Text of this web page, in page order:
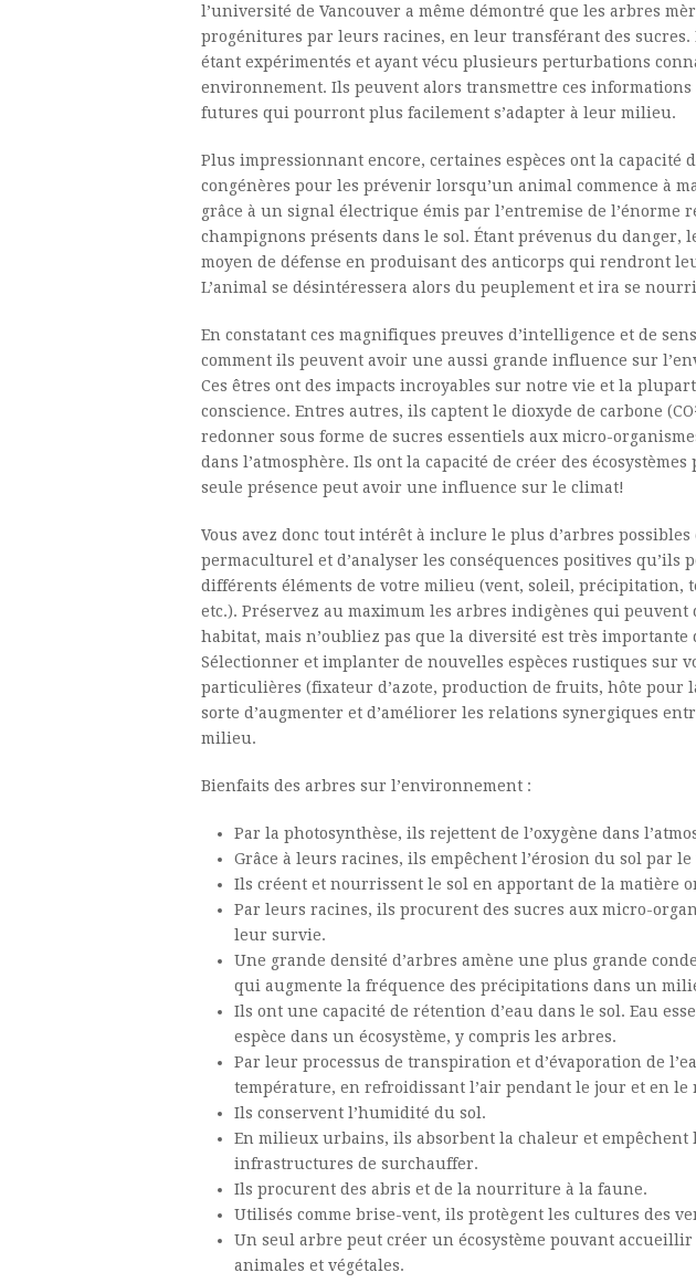
l’université de Vancouver a même démontré que les arbres
progénitures par leurs racines, en leur transférant des sucres.
étant expérimentés et ayant vécu plusieurs perturbations
environnement. Ils peuvent alors transmettre ces informations
futures qui pourront plus facilement s’adapter à leur milieu.
Plus impressionnant encore, certaines espèces ont la capacité
congénères pour les prévenir lorsqu’un animal commence à
grâce à un signal électrique émis par l’entremise de l’énorme
champignons présents dans le sol. Étant prévenus du
moyen de défense en produisant des anticorps qui rendront
L’animal se désintéressera alors du peuplement et ira se
En constatant ces magnifiques preuves d’intelligence et de
comment ils peuvent avoir une aussi grande influence sur
Ces êtres ont des impacts incroyables sur notre vie et la plupart
conscience. Entres autres, ils captent le dioxyde de carbone
redonner sous forme de sucres essentiels aux micro-
dans l’atmosphère. Ils ont la capacité de créer des
seule présence peut avoir une influence sur le climat!
Vous avez donc tout intérêt à inclure le plus d’arbres
permaculturel et d’analyser les conséquences positives qu’ils
différents éléments de votre milieu (vent, soleil, précipitation,
etc.). Préservez au maximum les arbres indigènes qui
habitat, mais n’oubliez pas que la diversité est très importante
Sélectionner et implanter de nouvelles espèces rustiques sur
particulières (fixateur d’azote, production de fruits, hôte pour
sorte d’augmenter et d’améliorer les relations synergiques
milieu.
Bienfaits des arbres sur l’environnement :
Par la photosynthèse, ils rejettent de l’oxygène dans
Grâce à leurs racines, ils empêchent l’érosion du sol par
Ils créent et nourrissent le sol en apportant de la matière
Par leurs racines, ils procurent des sucres aux micro-
leur survie.
Une grande densité d’arbres amène une plus grande
qui augmente la fréquence des précipitations dans un
Ils ont une capacité de rétention d’eau dans le sol. Eau
espèce dans un écosystème, y compris les arbres.
Par leur processus de transpiration et d’évaporation de
température, en refroidissant l’air pendant le jour et en
Ils conservent l’humidité du sol.
En milieux urbains, ils absorbent la chaleur et empêchent
infrastructures de surchauffer.
Ils procurent des abris et de la nourriture à la faune.
Utilisés comme brise-vent, ils protègent les cultures des
Un seul arbre peut créer un écosystème pouvant accueillir
animales et végétales.